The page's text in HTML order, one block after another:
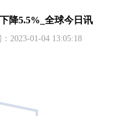
降5.5%_全球今日讯
2023-01-04 13:05:18